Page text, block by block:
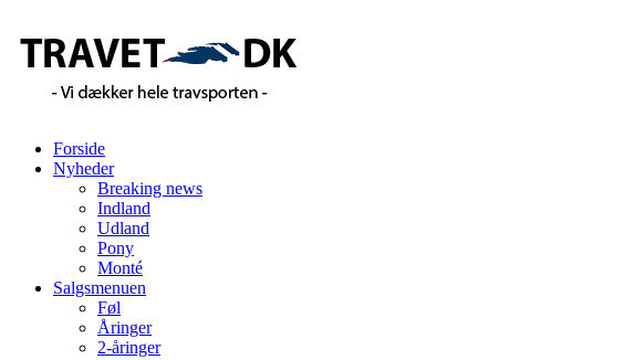
Forside
Nyheder
Breaking news
Indland
Udland
Pony
Monté
Salgsmenuen
Føl
Åringer
2-åringer